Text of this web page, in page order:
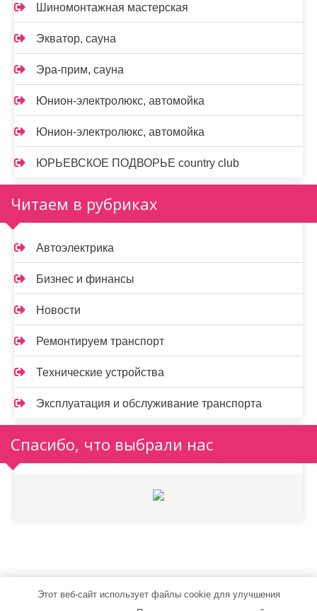
Шиномонтажная мастерская
Экватор, сауна
Эра-прим, сауна
Юнион-электролюкс, автомойка
Юнион-электролюкс, автомойка
ЮРЬЕВСКОЕ ПОДВОРЬЕ country club
Читаем в рубриках
Автоэлектрика
Бизнес и финансы
Новости
Ремонтируем транспорт
Технические устройства
Эксплуатация и обслуживание транспорта
Спасибо, что выбрали нас
autostylent.ru - Работает на WordPress
Этот веб-сайт использует файлы cookie для улучшения